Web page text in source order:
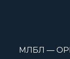
МЛБЛ —